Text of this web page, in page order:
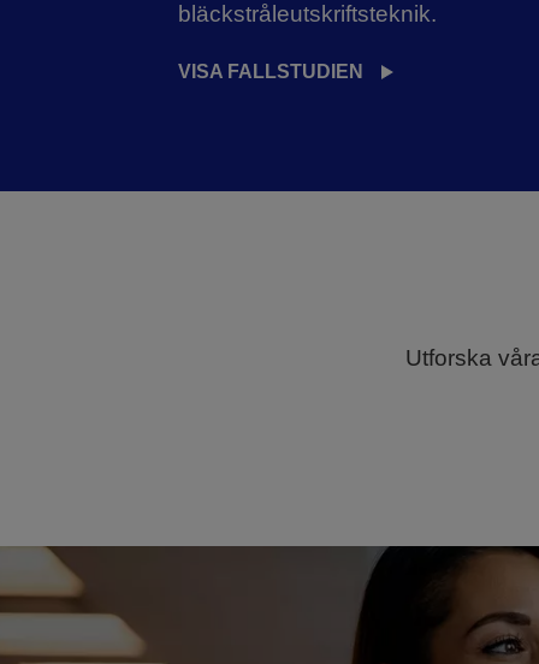
bläckstråleutskriftsteknik.
VISA FALLSTUDIEN
Utforska